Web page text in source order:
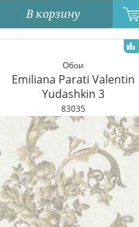
В корзину
Обои
Emiliana Parati Valentin
Yudashkin 3
83035